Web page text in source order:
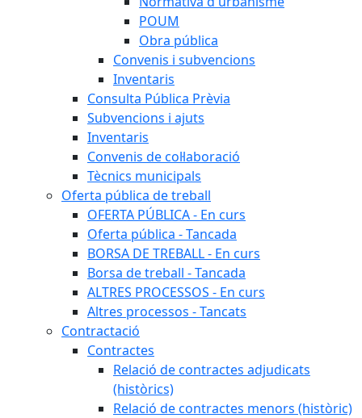
POUM
Obra pública
Convenis i subvencions
Inventaris
Consulta Pública Prèvia
Subvencions i ajuts
Inventaris
Convenis de col·laboració
Tècnics municipals
Oferta pública de treball
OFERTA PÚBLICA - En curs
Oferta pública - Tancada
BORSA DE TREBALL - En curs
Borsa de treball - Tancada
ALTRES PROCESSOS - En curs
Altres processos - Tancats
Contractació
Contractes
Relació de contractes adjudicats
(històrics)
Relació de contractes menors (històric)